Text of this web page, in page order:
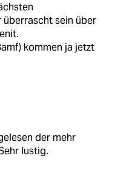
überrascht sein über
kommen ja jetzt
der mehr
lustig.